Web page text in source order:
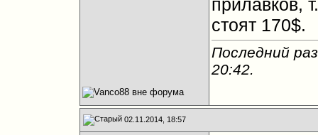
прилавков,
стоят 170$.
Последний
20:42.
02.11.2014, 18:57